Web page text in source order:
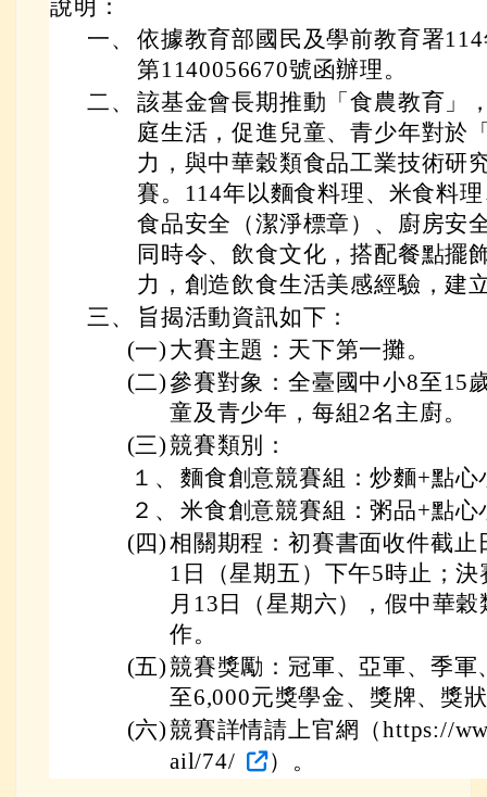
說明：
一、 依據教育部國民及學前教育署
第1140056670號函辦理。
二、 該基金會長期推動「食農教育」
庭生活，促進兒童、青少年對於
力，與中華穀類食品工業技術研
賽。114年以麵食料理、米食料
食品安全（潔淨標章）、廚房安
同時令、飲食文化，搭配餐點擺
力，創造飲食生活美感經驗，建
三、
旨揭活動資訊如下：
(一) 大賽主題：天下第一攤。
(二)參賽對象：全臺國中小8至15
童及青少年，每組2名主廚。
(三)競賽類別：
１、 麵食創意競賽組：炒麵+點心
２、 米食創意競賽組：粥品+點心
(四)相關期程：初賽書面收件截
1日（星期五）下午5時止；
月13日（星期六），假中華
作。
(五)競賽獎勵：冠軍、亞軍、季
至6,000元獎學金、獎牌、獎
(六)競賽詳情請上官網（https://
ail/74/
）。